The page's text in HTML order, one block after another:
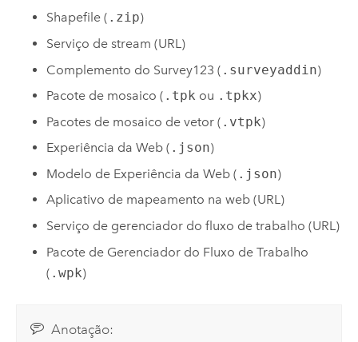
Shapefile ( .zip)
Serviço de stream (URL)
Complemento do Survey123 ( .surveyaddin)
Pacote de mosaico ( .tpk ou .tpkx)
Pacotes de mosaico de vetor ( .vtpk)
Experiência da Web ( .json)
Modelo de Experiência da Web ( .json)
Aplicativo de mapeamento na web (URL)
Serviço de gerenciador do fluxo de trabalho (URL)
Pacote de Gerenciador do Fluxo de Trabalho
( .wpk)
Anotação: